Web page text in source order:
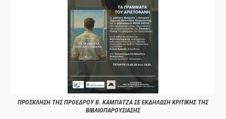
ΠΡΟΣΚΛΗΣΗ ΤΗΣ ΠΡΟΕΔΡΟΥ Β. ΚΑΜΠΑΤΖΑ ΣΕ ΕΚΔΗΛΩΣΗ ΚΡΙΤΙΚΗΣ ΤΗΣ
ΒΙΒΛΙΟΠΑΡΟΥΣΙΑΣΗΣ